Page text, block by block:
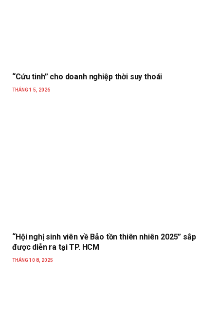
“Cứu tinh” cho doanh nghiệp thời suy thoái
THÁNG 1 5, 2026
“Hội nghị sinh viên về Bảo tồn thiên nhiên 2025” sắp
được diễn ra tại TP. HCM
THÁNG 10 8, 2025